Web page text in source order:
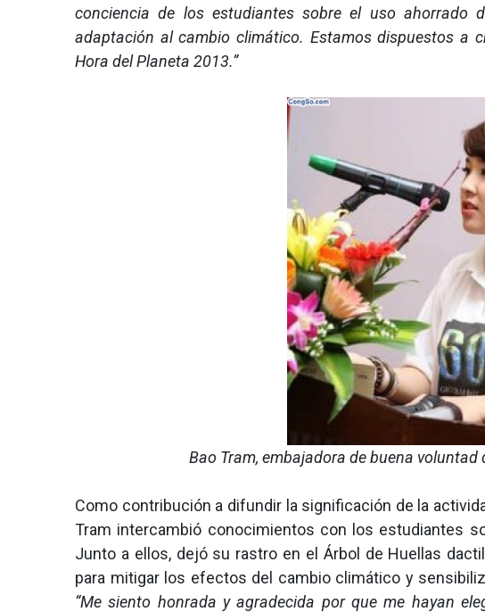
conciencia de los estudiantes sobre el uso ahorrado
adaptación al cambio climático. Estamos dispuestos a
Hora del Planeta 2013.”
Bao Tram, embajadora de buena
Como contribución a difundir la significación de la
Tram intercambió conocimientos con los estudiantes
Junto a ellos, dejó su rastro en el Árbol de Huellas
para mitigar los efectos del cambio climático y
“Me siento honrada y agradecida por que me hayan